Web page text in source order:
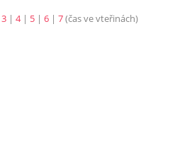
3 | 4| 5 | 6 | 7(čas ve vteřinách)